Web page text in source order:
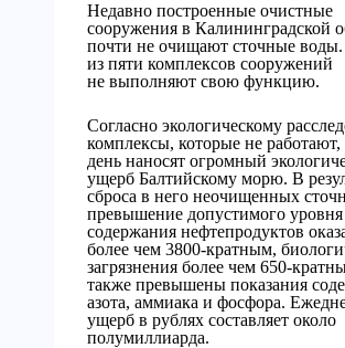
Недавно построенные очистные
сооружения в Калининградской
почти не очищают сточные
из пяти комплексов сооружений
не выполняют свою функцию.
Согласно экологическому
комплексы, которые не
день наносят огромный
ущерб Балтийскому морю. В
сброса в него неочищенных
превышение допустимого уровня
содержания нефтепродуктов
более чем 3800-кратным,
загрязнения более чем 650-
также превышены показания
азота, аммиака и фосфора.
ущерб в рублях составляет около
полумиллиарда.